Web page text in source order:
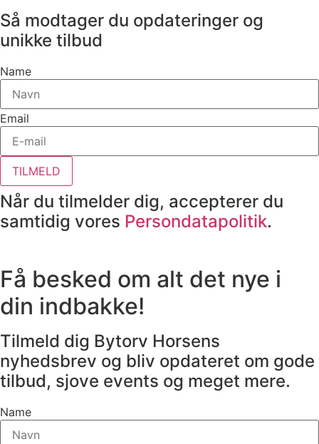
Så modtager du opdateringer og
unikke tilbud
Name
Email
TILMELD
Når du tilmelder dig, accepterer du
samtidig vores Persondatapolitik.
Få besked om alt det nye i
din indbakke!
Tilmeld dig Bytorv Horsens
nyhedsbrev og bliv opdateret om gode
tilbud, sjove events og meget mere.
Name